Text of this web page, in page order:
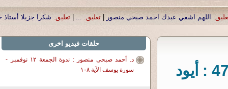
صبحي منصور تعليق: ...
| تعليق: شكرا جزيلا أستاذ حمد الحمد .أكرمكم الله .
د. أحمد صبحى منصور: لحظات قرآنية 477 : أيود
حلقات فيديو اخرى
د. أحمد صبحى منصور : ندوة الجمعة ١٢ نوفمبر -
سورة يوسف الآية ١٠٨